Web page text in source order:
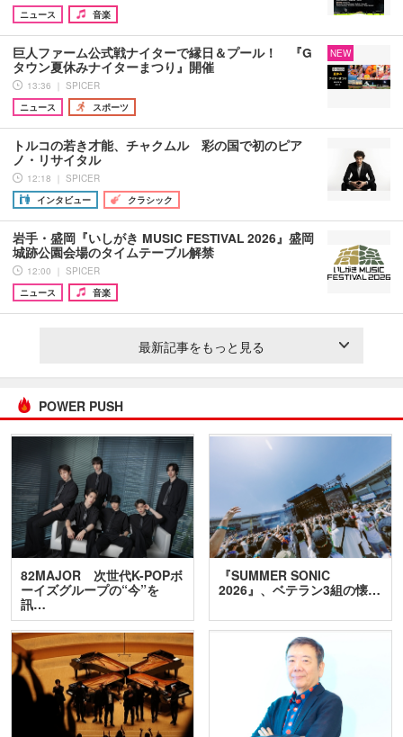
ニュース
音楽
巨人ファーム公式戦ナイターで縁日＆プール！ 『G
タウン夏休みナイターまつり』開催
13:36 ｜ SPICER
ニュース
スポーツ
NEW
トルコの若き才能、チャクムル 彩の国で初のピア
ノ・リサイタル
12:18 ｜ SPICER
インタビュー
クラシック
岩手・盛岡『いしがき MUSIC FESTIVAL 2026』盛岡
城跡公園会場のタイムテーブル解禁
12:00 ｜ SPICER
ニュース
音楽
最新記事をもっと見る
POWER PUSH
82MAJOR 次世代K-POPボ
ーイズグループの“今”を
訊…
『SUMMER SONIC
2026』、ベテラン3組の懐…